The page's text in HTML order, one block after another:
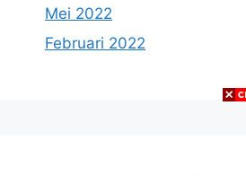
Mei 2022
Februari 2022